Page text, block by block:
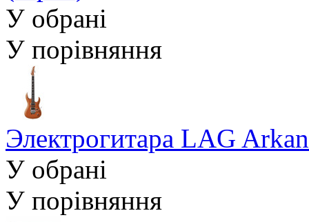
У обрані
У порівняння
Электрогитара LAG
У обрані
У порівняння